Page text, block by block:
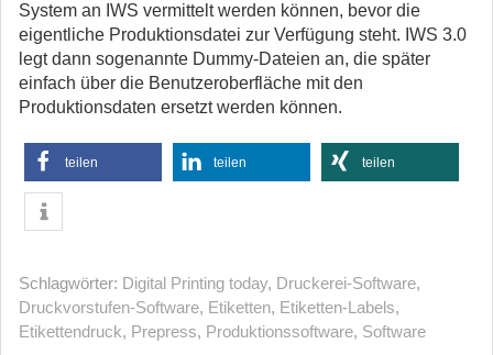
System an IWS vermittelt werden können, bevor die
eigentliche Produktionsdatei zur Verfügung steht. IWS 3.0
legt dann sogenannte Dummy-Dateien an, die später
einfach über die Benutzeroberfläche mit den
Produktionsdaten ersetzt werden können.
teilen teilen teilen
Schlagwörter: Digital Printing today, Druckerei-Software,
Druckvorstufen-Software, Etiketten, Etiketten-Labels,
Etikettendruck, Prepress, Produktionssoftware, Software